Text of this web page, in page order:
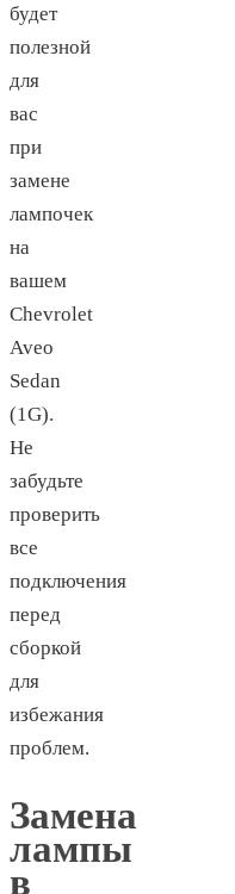
будет
полезной
для
вас
при
замене
лампочек
на
вашем
Chevrolet
Aveo
Sedan
(1G).
Не
забудьте
проверить
все
подключения
перед
сборкой
для
избежания
проблем.
Замена
лампы
в